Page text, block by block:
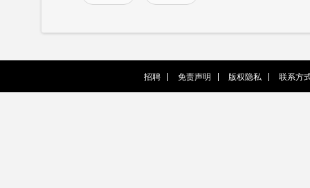
招聘 免责声明 版权隐私 联系方